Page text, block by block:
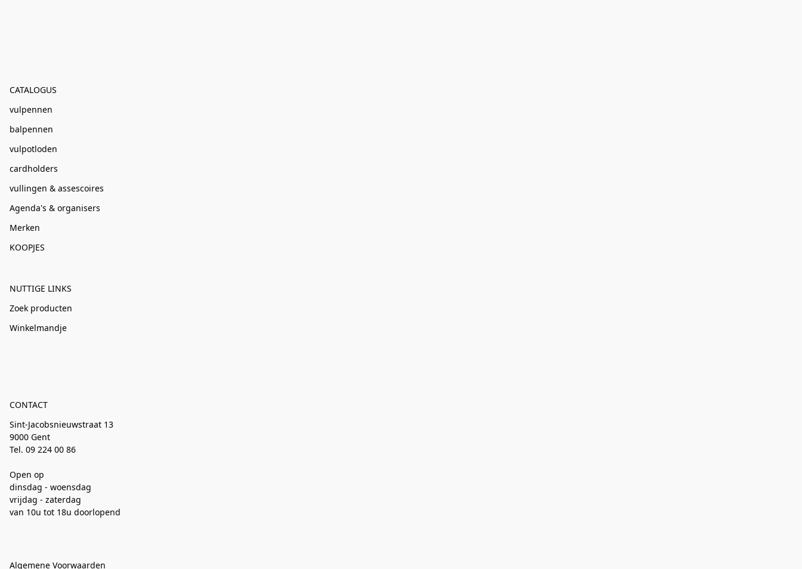
CATALOGUS
vulpennen
balpennen
vulpotloden
cardholders
vullingen & assescoires
Agenda's & organisers
Merken
KOOPJES
NUTTIGE LINKS
Zoek producten
Winkelmandje
CONTACT
Sint-Jacobsnieuwstraat 13
9000 Gent
Tel. 09 224 00 86
Open op
dinsdag - woensdag
vrijdag - zaterdag
van 10u tot 18u doorlopend
Algemene Voorwaarden